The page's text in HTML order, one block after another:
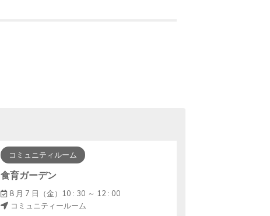
コミュニティルーム
食育ガーデン
8 月 7 日（金）10 : 30 ～ 12 : 00
コミュニティールーム